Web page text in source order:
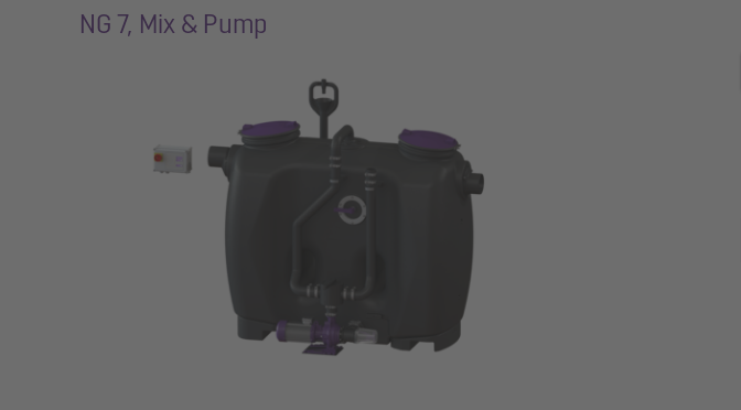
NG 7, Mix & Pump